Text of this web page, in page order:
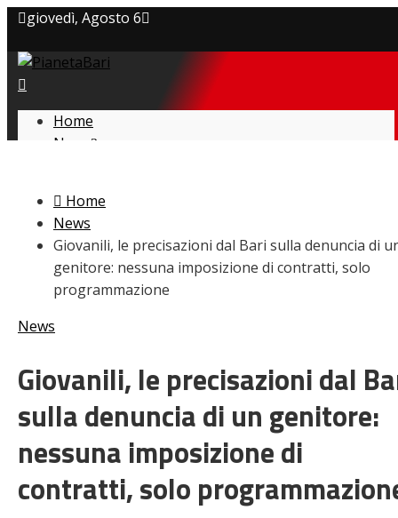
giovedì, Agosto 6
Privacy policy
Cookie Policy
Home
News
L’avversario
Giovanili
Le pagelle
Interviste
Focus
Calciomercato
Home
News
Giovanili, le precisazioni dal Bari sulla denuncia di
genitore: nessuna imposizione di contratti, solo
programmazione
News
Giovanili, le precisazioni dal
sulla denuncia di un genitore:
nessuna imposizione di
contratti, solo